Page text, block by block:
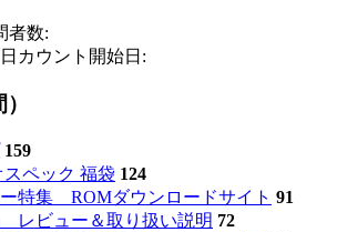
者数:
カウント開始日:
159
スペック 福袋 124
特集 ROMダウンロードサイト 91
レビュー＆取り扱い説明 72